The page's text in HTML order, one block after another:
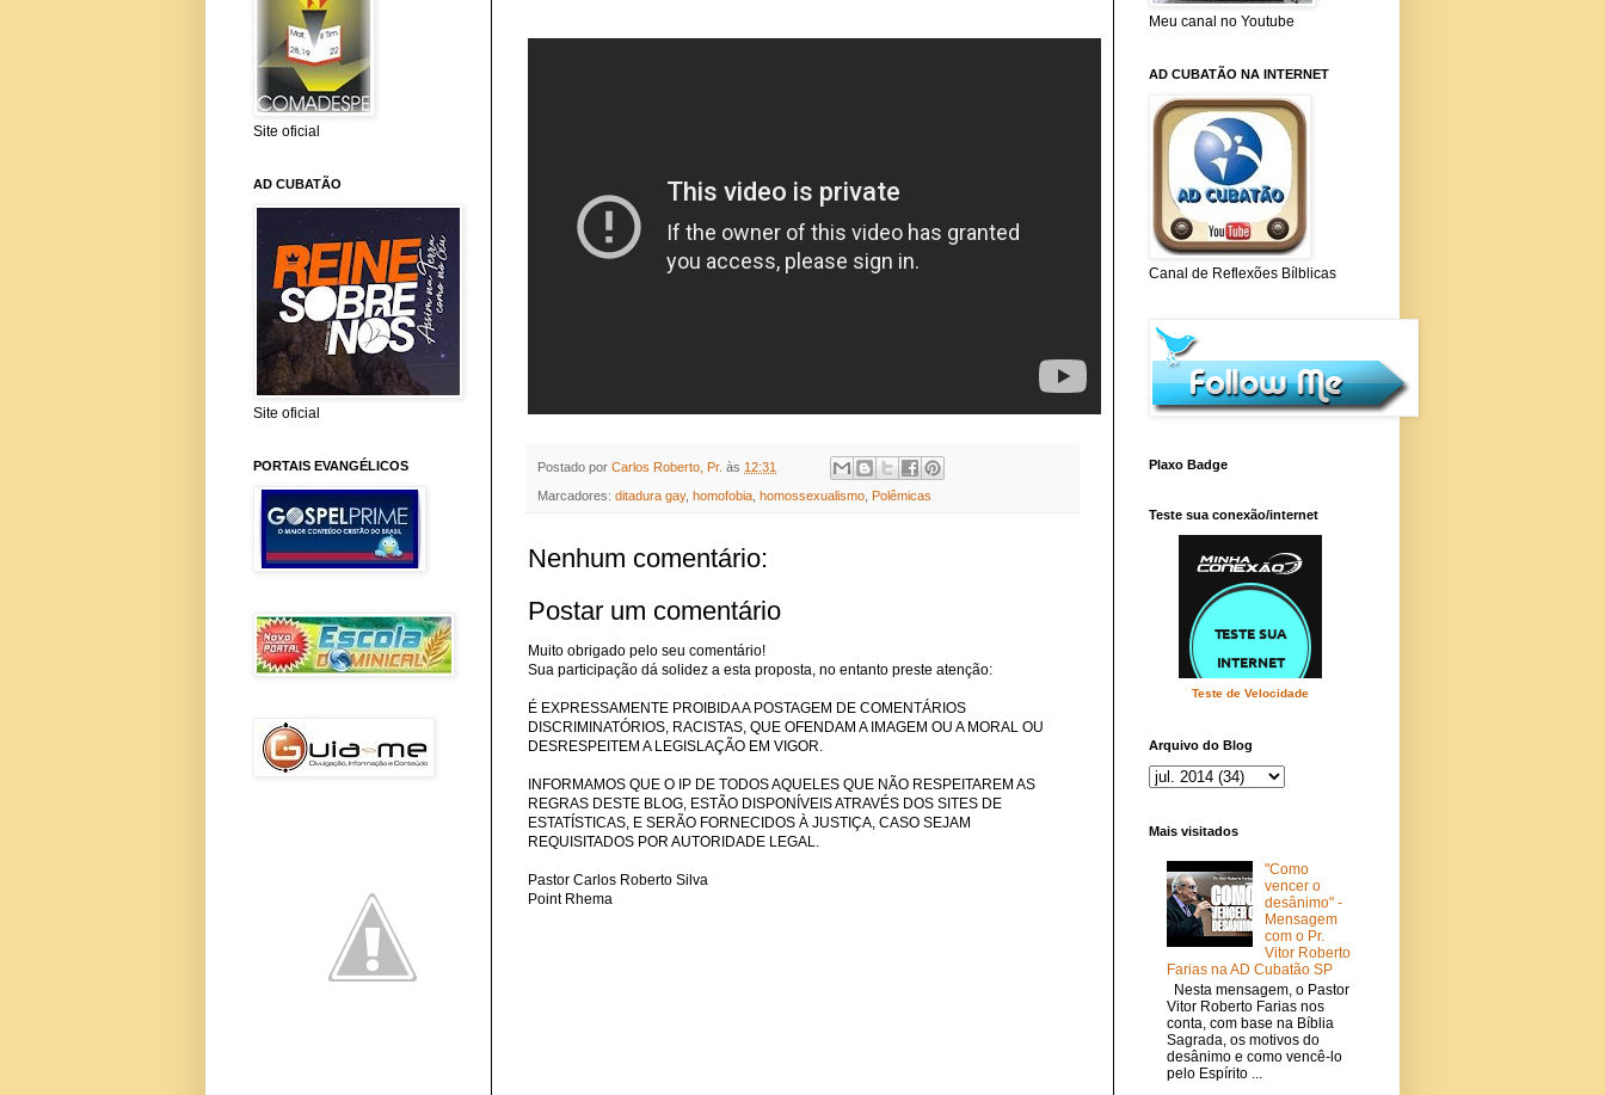
Postado por Carlos Roberto, Pr. às 12:31
Marcadores: ditadura gay, homofobia, homossexualismo, Polêmicas
Nenhum comentário:
Postar um comentário
Muito obrigado pelo seu comentário!
Sua participação dá solidez a esta proposta, no entanto preste atenção:
É EXPRESSAMENTE PROIBIDA A POSTAGEM DE COMENTÁRIOS
DISCRIMINATÓRIOS, RACISTAS, QUE OFENDAM A IMAGEM OU A MORAL OU
DESRESPEITEM A LEGISLAÇÃO EM VIGOR.
INFORMAMOS QUE O IP DE TODOS AQUELES QUE NÃO RESPEITAREM AS
REGRAS DESTE BLOG, ESTÃO DISPONÍVEIS ATRAVÉS DOS SITES DE
ESTATÍSTICAS, E SERÃO FORNECIDOS À JUSTIÇA, CASO SEJAM
REQUISITADOS POR AUTORIDADE LEGAL.
Pastor Carlos Roberto Silva
Point Rhema
Site oficial
AD CUBATÃO
Site oficial
PORTAIS EVANGÉLICOS
Meu canal no Youtube
AD CUBATÃO NA INTERNET
Canal de Reflexões Bílblicas
Plaxo Badge
Teste sua conexão/internet
Teste de Velocidade
Arquivo do Blog
Mais visitados
"Como
vencer o
desânimo" -
Mensagem
com o Pr.
Vitor Roberto
Farias na AD Cubatão SP
Nesta mensagem, o Pastor
Vitor Roberto Farias nos
conta, com base na Bíblia
Sagrada, os motivos do
desânimo e como vencê-lo
pelo Espírito ...